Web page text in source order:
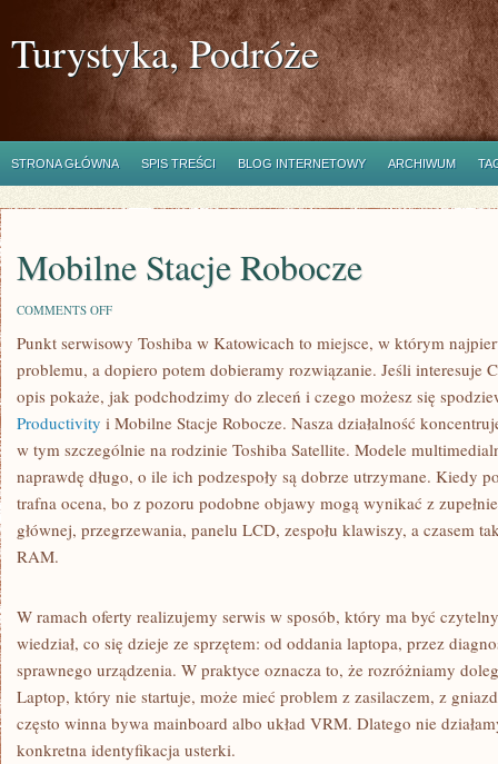
Turystyka, Podróże
STRONA GŁÓWNA SPIS TREŚCI BLOG INTERNETOWY ARCHIWUM
Mobilne Stacje Robocze
COMMENTS OFFON
STACJE
ROBOCZE
Punkt serwisowy Toshiba w Katowicach to miejsce, w którym
problemu, a dopiero potem dobieramy rozwiązanie. Jeśli interesuje
opis pokaże, jak podchodzimy do zleceń i czego możesz się
Productivity i Mobilne Stacje Robocze. Nasza działalność
w tym szczególnie na rodzinie Toshiba Satellite. Modele
naprawdę długo, o ile ich podzespoły są dobrze utrzymane. Kiedy
trafna ocena, bo z pozoru podobne objawy mogą wynikać z
głównej, przegrzewania, panelu LCD, zespołu klawiszy, a czasem
RAM.
W ramach oferty realizujemy serwis w sposób, który ma być
wiedział, co się dzieje ze sprzętem: od oddania laptopa, przez
sprawnego urządzenia. W praktyce oznacza to, że rozróżniamy
Laptop, który nie startuje, może mieć problem z zasilaczem, z
często winna bywa mainboard albo układ VRM. Dlatego nie
konkretna identyfikacja usterki.